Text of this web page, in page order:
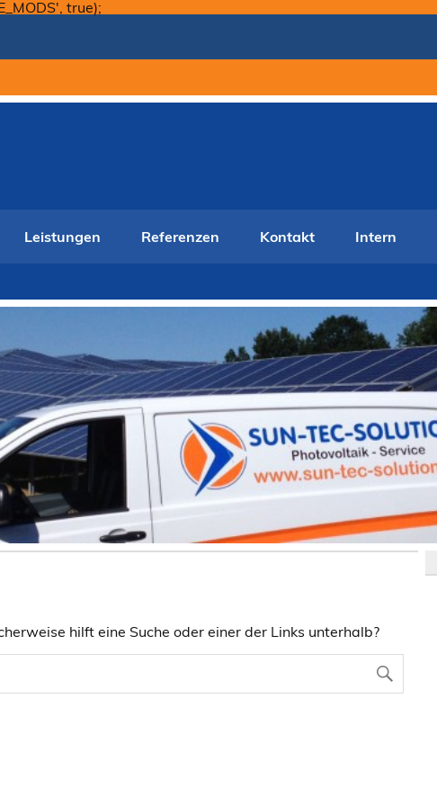
true);
Leistungen Referenzen Kontakt Intern
hilft eine Suche oder einer der Links unterhalb?